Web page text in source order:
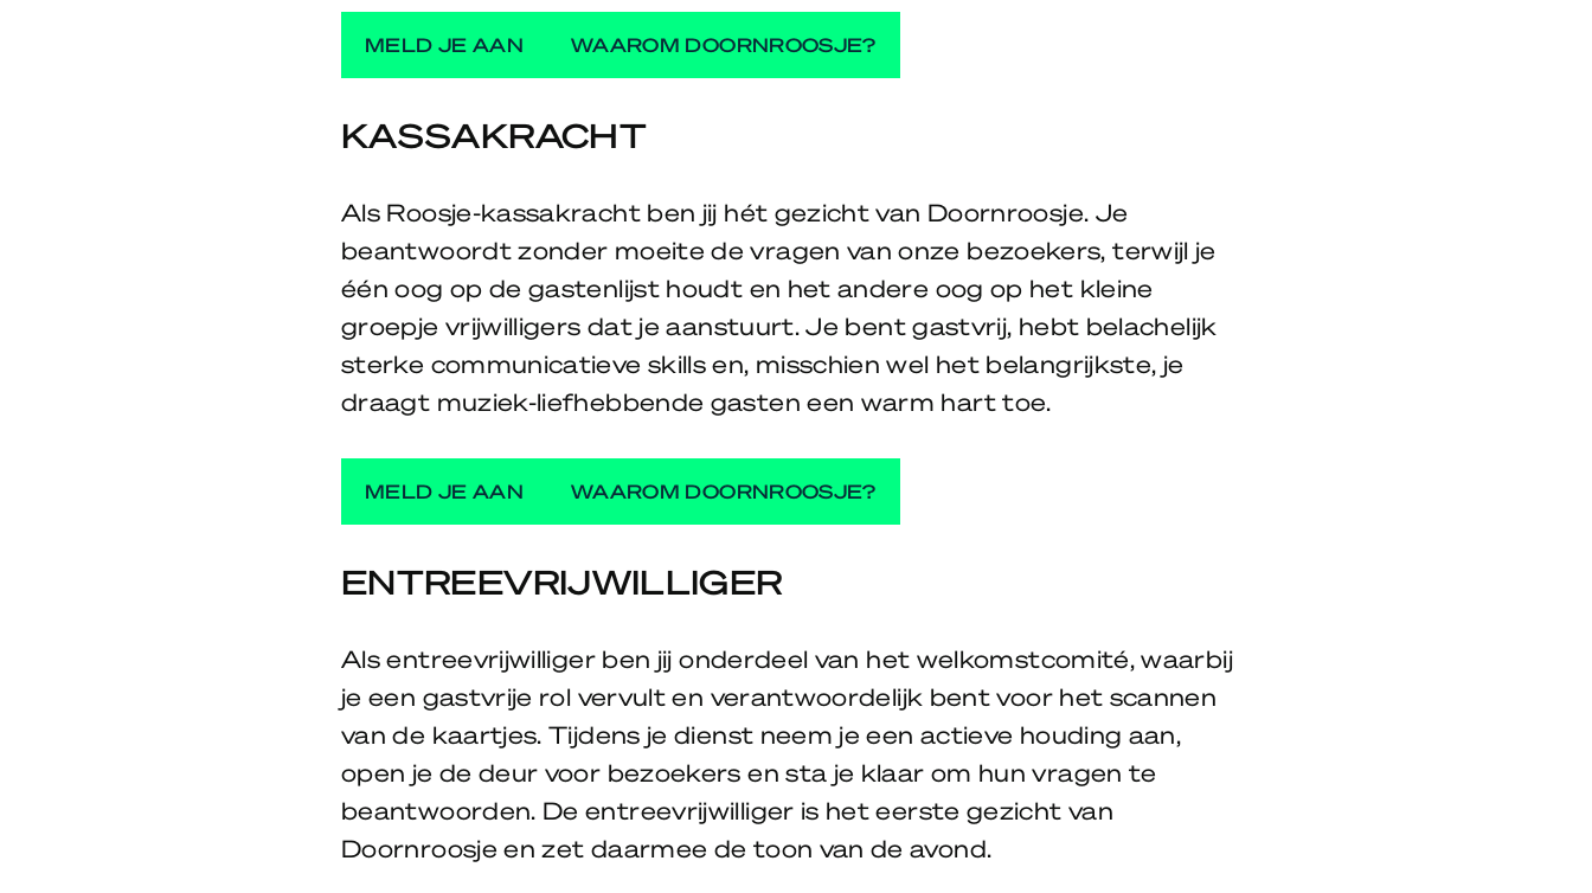
MELD JE AAN WAAROM DOORNROOSJE?
KASSAKRACHT
Als Roosje-kassakracht ben jij hét gezicht van Doornroosje. Je
beantwoordt zonder moeite de vragen van onze bezoekers, terwijl je
één oog op de gastenlijst houdt en het andere oog op het kleine
groepje vrijwilligers dat je aanstuurt. Je bent gastvrij, hebt belachelijk
sterke communicatieve skills en, misschien wel het belangrijkste, je
draagt muziek-liefhebbende gasten een warm hart toe.
MELD JE AAN WAAROM DOORNROOSJE?
ENTREEVRIJWILLIGER
Als entreevrijwilliger ben jij onderdeel van het welkomstcomité, waarbij
je een gastvrije rol vervult en verantwoordelijk bent voor het scannen
van de kaartjes. Tijdens je dienst neem je een actieve houding aan,
open je de deur voor bezoekers en sta je klaar om hun vragen te
beantwoorden. De entreevrijwilliger is het eerste gezicht van
Doornroosje en zet daarmee de toon van de avond.